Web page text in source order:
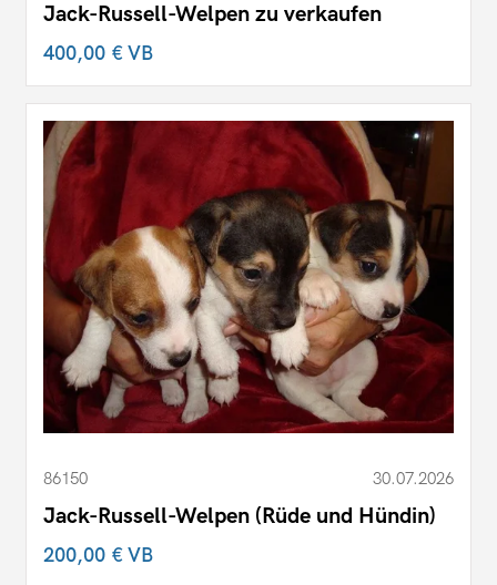
Jack-Russell-Welpen zu verkaufen
400,00 €VB
86150 30.07.2026
Jack-Russell-Welpen (Rüde und Hündin)
200,00 €VB